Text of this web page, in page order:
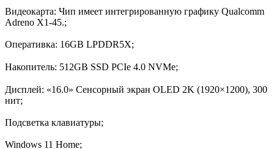
Видеокарта: Чип имеет интегрированную графику Qualcomm
Adreno X1-45.;
Оперативка: 16GB LPDDR5Х;
Накопитель: 512GB SSD PCIe 4.0 NVMe;
Дисплей: «16.0» Сенсорный экран OLED 2K (1920×1200), 300
нит;
Подсветка клавиатуры;
Windows 11 Home;